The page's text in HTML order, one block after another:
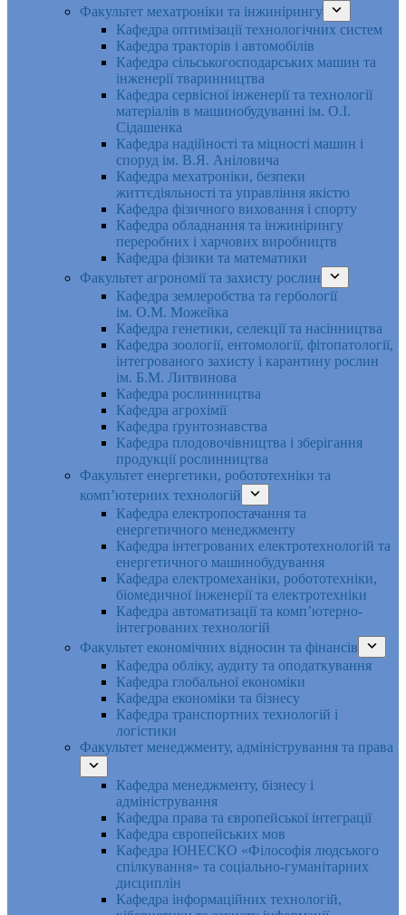
Факультет мехатроніки та інжинірингу
Кафедра оптимізації технологічних систем
Кафедра тракторів і автомобілів
Кафедра сільськогосподарських машин та
інженерії тваринництва
Кафедра cервісної інженерії та технології
матеріалів в машинобудуванні ім. О.І.
Сідашенка
Кафедра надійності та міцності машин і
споруд ім. В.Я. Аніловича
Кафедра мехатроніки, безпеки
життєдіяльності та управління якістю
Кафедра фізичного виховання і спорту
Кафедра обладнання та інжинірингу
переробних і харчових виробництв
Кафедра фізики та математики
Факультет агрономії та захисту рослин
Кафедра землеробства та гербології
ім. О.М. Можейка
Кафедра генетики, селекції та насінництва
Кафедра зоології, ентомології, фітопатології,
інтегрованого захисту і карантину рослин
ім. Б.М. Литвинова
Кафедра рослинництва
Кафедра агрохімії
Кафедра ґрунтознавства
Кафедра плодовочівництва і зберігання
продукції рослинництва
Факультет енергетики, робототехніки та
комп’ютерних технологій
Кафедра електропостачання та
енергетичного менеджменту
Кафедра інтегрованих електротехнологій та
енергетичного машинобудування
Кафедра електромеханіки, робототехніки,
біомедичної інженерії та електротехніки
Кафедра автоматизації та комп’ютерно-
інтегрованих технологій
Факультет економічних відносин та фінансів
Кафедра обліку, аудиту та оподаткування
Кафедра глобальної економіки
Кафедра економіки та бізнесу
Кафедра транспортних технологій і
логістики
Факультет менеджменту, адміністрування та права
Кафедра менеджменту, бізнесу і
адміністрування
Кафедра права та європейської інтеграції
Кафедра європейських мов
Кафедра ЮНЕСКО «Філософія людського
спілкування» та соціально-гуманітарних
дисциплін
Кафедра інформаційних технологій,